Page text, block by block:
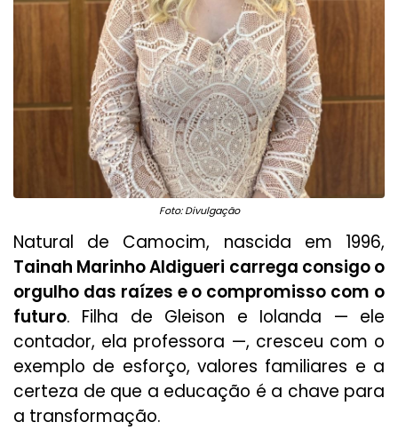
Foto: Divulgação
Natural de Camocim, nascida em 1996,
Tainah Marinho Aldigueri carrega consigo o
orgulho das raízes e o compromisso com o
futuro. Filha de Gleison e Iolanda — ele
contador, ela professora —, cresceu com o
exemplo de esforço, valores familiares e a
certeza de que a educação é a chave para
a transformação.